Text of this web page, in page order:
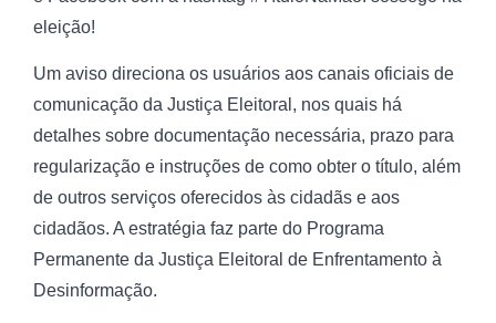
eleição!
Um aviso direciona os usuários aos canais oficiais de
comunicação da Justiça Eleitoral, nos quais há
detalhes sobre documentação necessária, prazo para
regularização e instruções de como obter o título, além
de outros serviços oferecidos às cidadãs e aos
cidadãos. A estratégia faz parte do Programa
Permanente da Justiça Eleitoral de Enfrentamento à
Desinformação.